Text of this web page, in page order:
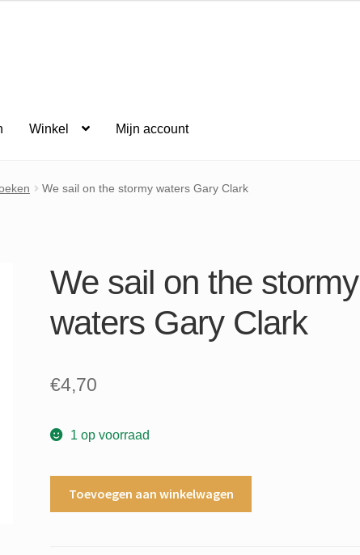
Winkel Mijn account
We sail on the stormy waters Gary Clark
We sail on the stormy
waters Gary Clark
€4,70
1 op voorraad
Toevoegen aan winkelwagen